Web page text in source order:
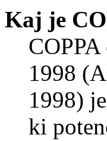
Kaj je
1998
1998)
ki